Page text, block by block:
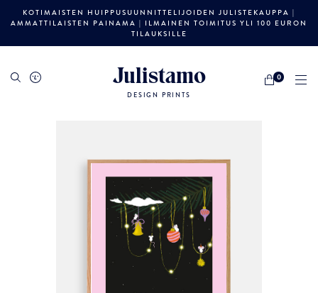
KOTIMAISTEN HUIPPUSUUNNITTELIJOIDEN JULISTEKAUPPA |
AMMATTILAISTEN PAINAMA | ILMAINEN TOIMITUS YLI 100 EURON
TILAUKSILLE
Julistamo
DESIGN PRINTS
0